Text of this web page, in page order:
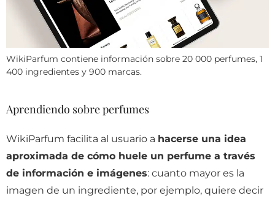
WikiParfum contiene información sobre 20 000 perfumes, 1
400 ingredientes y 900 marcas.
Aprendiendo sobre perfumes
WikiParfum facilita al usuario a hacerse una idea
aproximada de cómo huele un perfume a través
de información e imágenes: cuanto mayor es la
imagen de un ingrediente, por ejemplo, quiere decir